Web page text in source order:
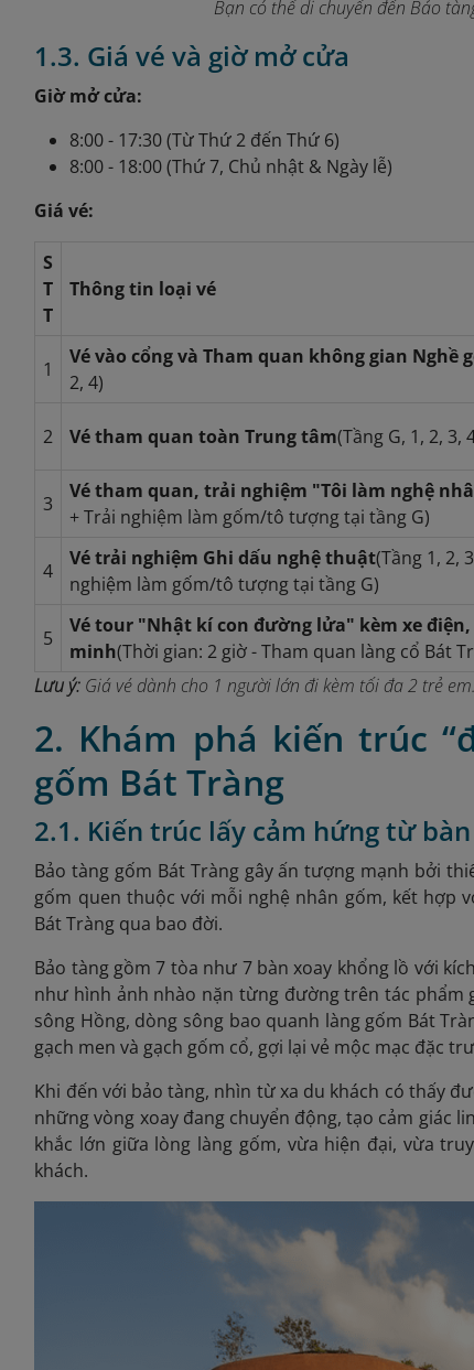
Bạn có thể di chuyển đến Bảo
1.3. Giá vé và giờ mở cửa
Giờ mở cửa:
8:00 - 17:30 (Từ Thứ 2 đến Thứ 6)
8:00 - 18:00 (Thứ 7, Chủ nhật & Ngày lễ)
Giá vé:
S
T
T
Thông tin loại vé
1
Vé vào cổng và Tham quan không gian Nghề
2, 4)
2 Vé tham quan toàn Trung tâm(Tầng G, 1, 2, 3,
3
Vé tham quan, trải nghiệm "Tôi làm nghệ
+ Trải nghiệm làm gốm/tô tượng tại tầng G)
4
Vé trải nghiệm Ghi dấu nghệ thuật(Tầng 1, 2,
nghiệm làm gốm/tô tượng tại tầng G)
5
Vé tour "Nhật kí con đường lửa" kèm xe
minh(Thời gian: 2 giờ - Tham quan làng cổ Bát
Lưu ý: Giá vé dành cho 1 người lớn đi kèm tối đa 2 trẻ em.
2. Khám phá kiến trúc
gốm Bát Tràng
2.1. Kiến trúc lấy cảm hứng từ
Bảo tàng gốm Bát Tràng gây ấn tượng mạnh bởi
gốm quen thuộc với mỗi nghệ nhân gốm, kết hợp
Bát Tràng qua bao đời.
Bảo tàng gồm 7 tòa như 7 bàn xoay khổng lồ với
như hình ảnh nhào nặn từng đường trên tác phẩm
sông Hồng, dòng sông bao quanh làng gốm Bát
gạch men và gạch gốm cổ, gợi lại vẻ mộc mạc đặc
Khi đến với bảo tàng, nhìn từ xa du khách có thấy
những vòng xoay đang chuyển động, tạo cảm giác
khắc lớn giữa lòng làng gốm, vừa hiện đại, vừa
khách.